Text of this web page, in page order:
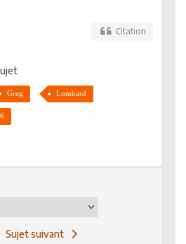
Citation
Greg Lombard
Sujet suivant